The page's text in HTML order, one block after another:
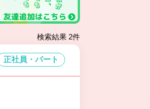
検索結果 2件
正社員・パート